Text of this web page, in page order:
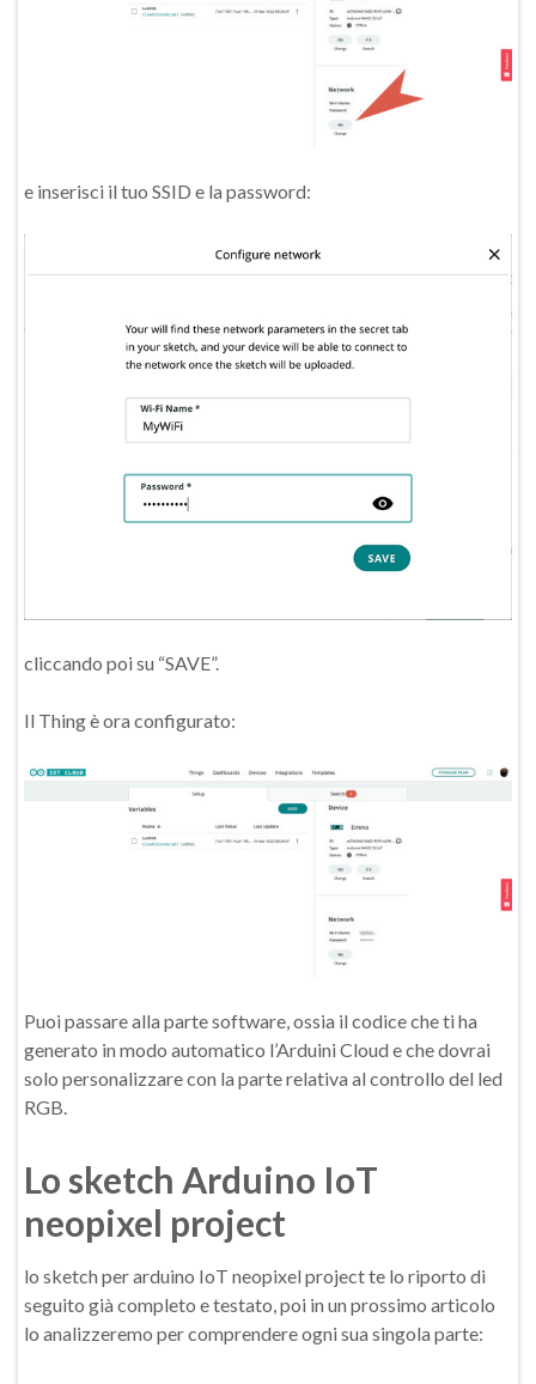
e inserisci il tuo SSID e la password:
cliccando poi su “SAVE”.
Il Thing è ora configurato:
Puoi passare alla parte software, ossia il codice che ti ha
generato in modo automatico l’Arduini Cloud e che dovrai
solo personalizzare con la parte relativa al controllo del led
RGB.
Lo sketch Arduino IoT
neopixel project
lo sketch per arduino IoT neopixel project te lo riporto di
seguito già completo e testato, poi in un prossimo articolo
lo analizzeremo per comprendere ogni sua singola parte: